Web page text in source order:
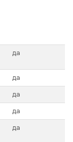
да
да
да
да
да